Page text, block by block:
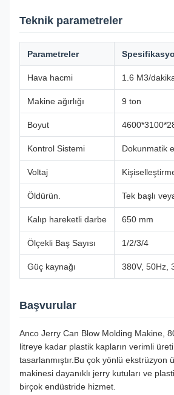
Teknik parametreler
Parametreler
Hava hacmi 1.6 M3/
Makine ağırlığı 9 ton
Boyut
Kontrol Sistemi Dokunmatik
Voltaj
Öldürün. Tek başlı
Kalıp hareketli darbe 650 mm
Ölçekli Baş Sayısı 1/2/3/4
Güç kaynağı 380V, 50Hz,
Başvurular
Anco Jerry Can Blow Molding Makine,
litreye kadar plastik kapların verimli
tasarlanmıştır.Bu çok yönlü ekstrüzyon
makinesi dayanıklı jerry kutuları ve
birçok endüstride hizmet.